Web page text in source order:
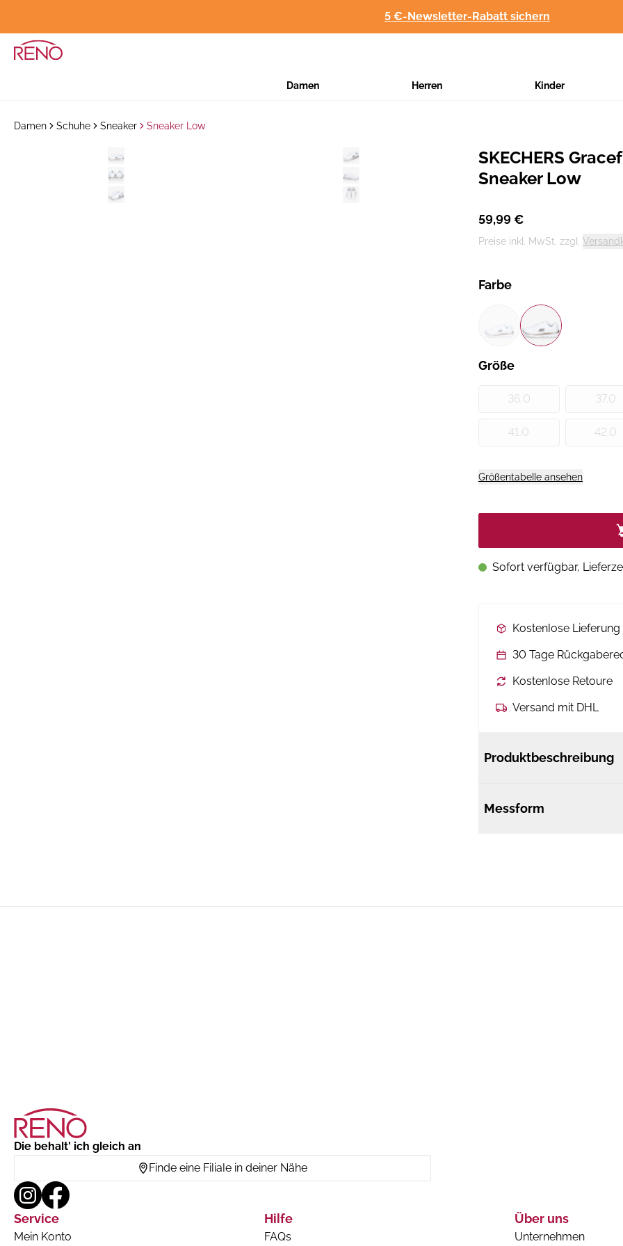
5 €-Newsletter-Rabatt sichern
Damen Herren Kinder
Damen Schuhe Sneaker Sneaker Low
Hersteller:
SKECHERS
Sneaker Low
59,99 €
Preise inkl. MwSt. zzgl.
Farbe
Größe
36.0 37.0
41.0 42.0
Größentabelle ansehen
Sofort verfügbar,
Kostenlose
30 Tage
Kostenlose Retoure
Versand mit DHL
Produktbeschreibung
Messform
Die behalt' ich gleich an
Finde eine Filiale in deiner Nähe
Service
Mein Konto
Hilfe
FAQs
Über uns
Unternehmen